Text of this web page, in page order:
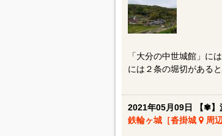
「大分の中世城館」に
には２条の堀切がある
2021年05月09日 【✾】
鉄輪ヶ城［沓掛城
周辺